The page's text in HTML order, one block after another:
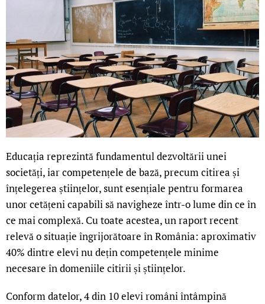
Educația reprezintă fundamentul dezvoltării unei
societăți, iar competențele de bază, precum citirea și
înțelegerea științelor, sunt esențiale pentru formarea
unor cetățeni capabili să navigheze într-o lume din ce în
ce mai complexă. Cu toate acestea, un raport recent
relevă o situație îngrijorătoare în România: aproximativ
40% dintre elevi nu dețin competențele minime
necesare în domeniile citirii și științelor.
Conform datelor, 4 din 10 elevi români întâmpină